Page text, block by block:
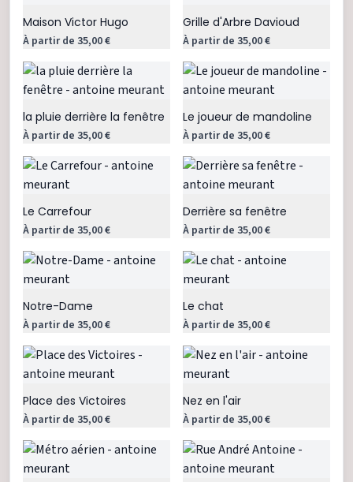
Maison Victor Hugo
À partir de 35,00 €
Grille d'Arbre Davioud
À partir de 35,00 €
la pluie derrière la fenêtre
À partir de 35,00 €
Le joueur de mandoline
À partir de 35,00 €
Le Carrefour
À partir de 35,00 €
Derrière sa fenêtre
À partir de 35,00 €
Notre-Dame
À partir de 35,00 €
Le chat
À partir de 35,00 €
Place des Victoires
À partir de 35,00 €
Nez en l'air
À partir de 35,00 €